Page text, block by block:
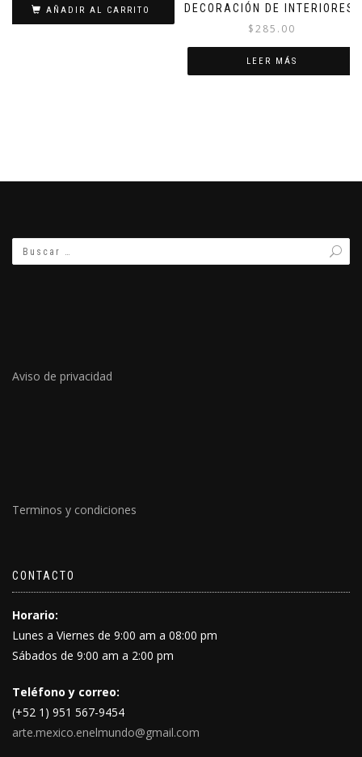
AÑADIR AL CARRITO
DECORACIÓN DE INTERIORES.
$285.00
LEER MÁS
Aviso de privacidad
Terminos y condiciones
CONTACTO
Horario:
Lunes a Viernes de 9:00 am a 08:00 pm
Sábados de 9:00 am a 2:00 pm
Teléfono y correo:
(+52 1) 951 567-9454
arte.mexico.enelmundo@gmail.com